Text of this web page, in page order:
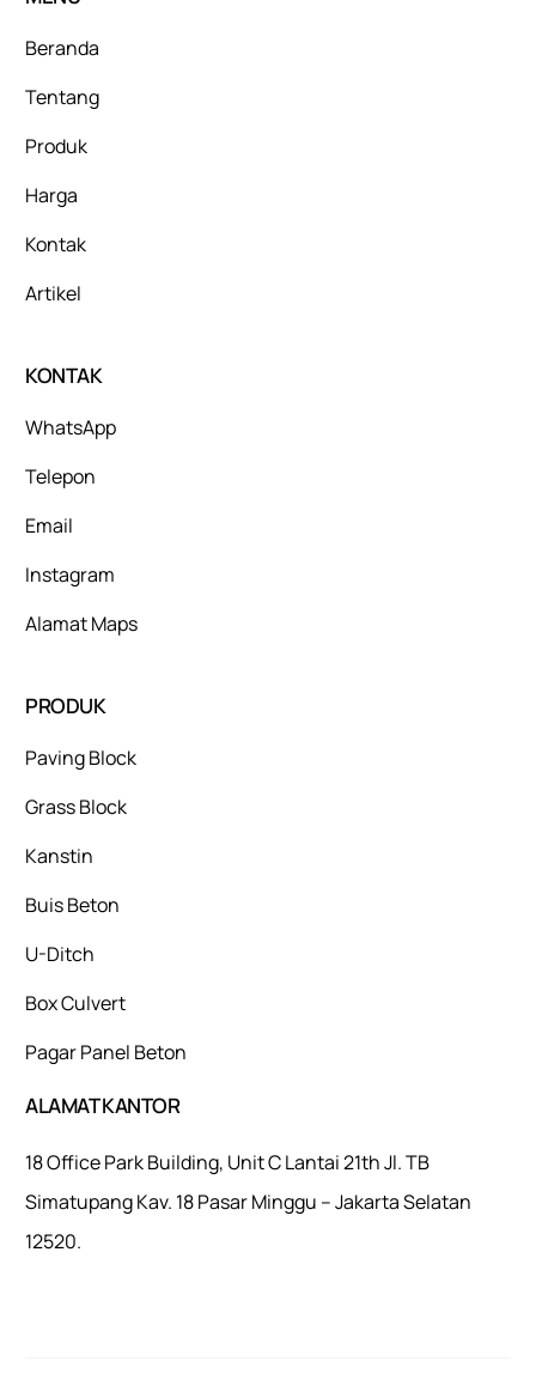
Beranda
Tentang
Produk
Harga
Kontak
Artikel
KONTAK
WhatsApp
Telepon
Email
Instagram
Alamat Maps
PRODUK
Paving Block
Grass Block
Kanstin
Buis Beton
U-Ditch
Box Culvert
Pagar Panel Beton
ALAMAT KANTOR
18 Office Park Building, Unit C Lantai 21th Jl. TB
Simatupang Kav. 18 Pasar Minggu – Jakarta Selatan
12520.